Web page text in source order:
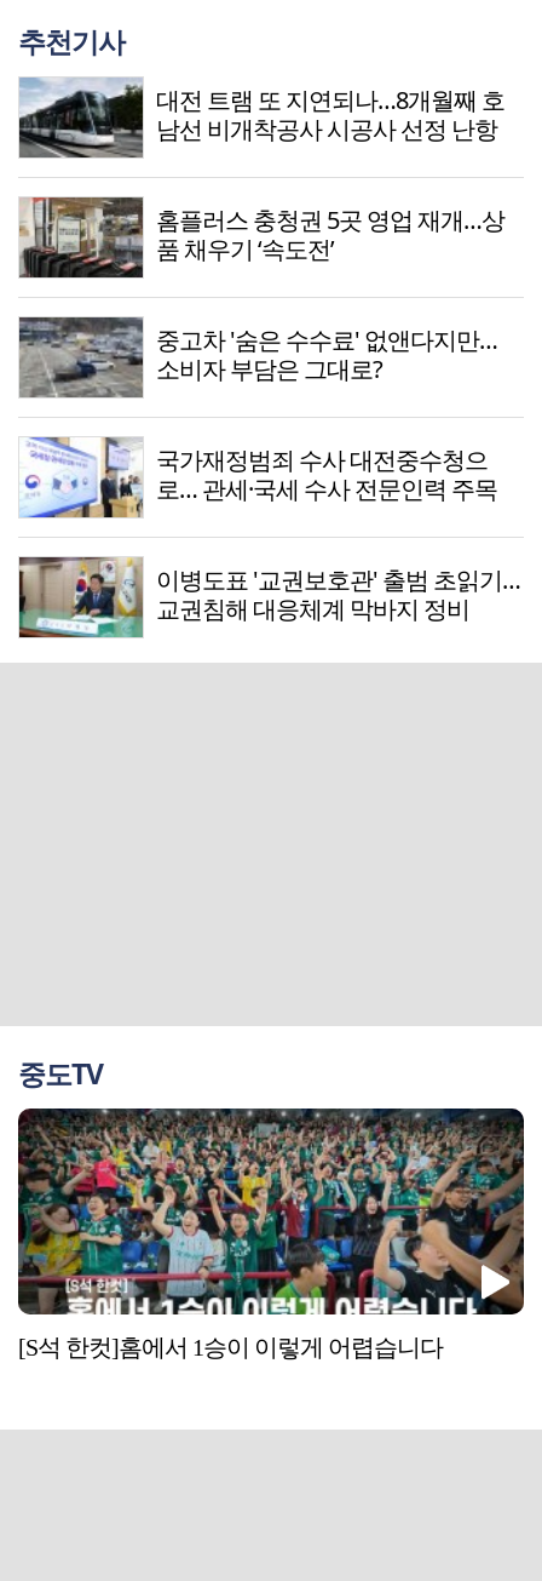
추천기사
대전 트램 또 지연되나…8개월째 호
남선 비개착공사 시공사 선정 난항
홈플러스 충청권 5곳 영업 재개…상
품 채우기 ‘속도전’
중고차 '숨은 수수료' 없앤다지만…
소비자 부담은 그대로?
국가재정범죄 수사 대전중수청으
로… 관세·국세 수사 전문인력 주목
이병도표 '교권보호관' 출범 초읽기…
교권침해 대응체계 막바지 정비
중도TV
[S석 한컷]홈에서 1승이 이렇게 어렵습니다